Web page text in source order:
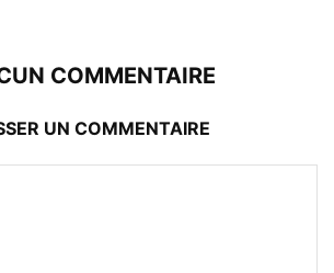
COMMENTAIRE
UN COMMENTAIRE